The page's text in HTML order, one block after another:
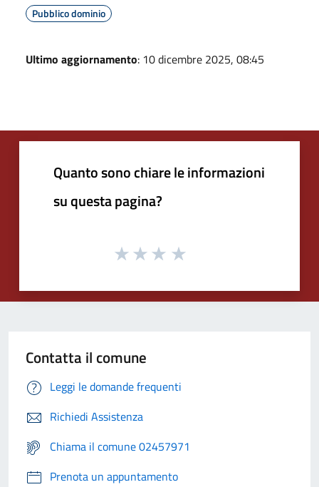
Pubblico dominio
Ultimo aggiornamento: 10 dicembre 2025, 08:45
Quanto sono chiare le informazioni
su questa pagina?
Contatta il comune
Leggi le domande frequenti
Richiedi Assistenza
Chiama il comune 02457971
Prenota un appuntamento